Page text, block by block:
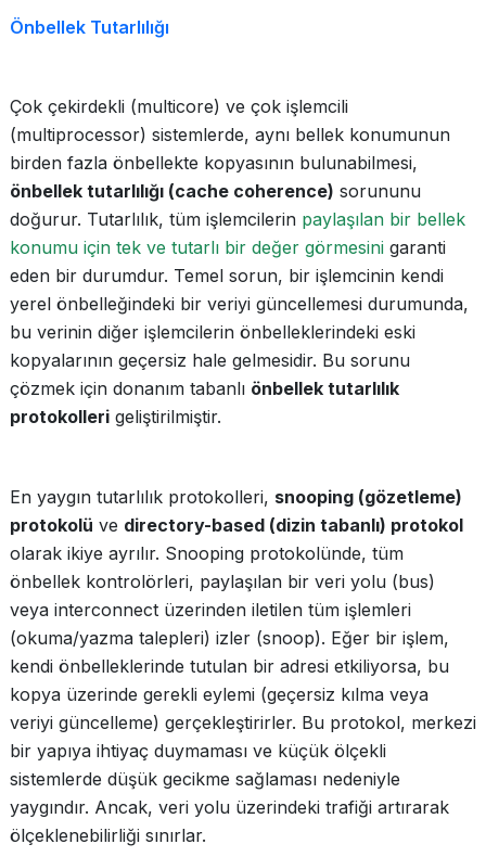
Önbellek Tutarlılığı
Çok çekirdekli (multicore) ve çok işlemcili
(multiprocessor) sistemlerde, aynı bellek konumunun
birden fazla önbellekte kopyasının bulunabilmesi,
önbellek tutarlılığı (cache coherence) sorununu
doğurur. Tutarlılık, tüm işlemcilerin paylaşılan bir bellek
konumu için tek ve tutarlı bir değer görmesini garanti
eden bir durumdur. Temel sorun, bir işlemcinin kendi
yerel önbelleğindeki bir veriyi güncellemesi durumunda,
bu verinin diğer işlemcilerin önbelleklerindeki eski
kopyalarının geçersiz hale gelmesidir. Bu sorunu
çözmek için donanım tabanlı önbellek tutarlılık
protokolleri geliştirilmiştir.
En yaygın tutarlılık protokolleri, snooping (gözetleme)
protokolü ve directory-based (dizin tabanlı) protokol
olarak ikiye ayrılır. Snooping protokolünde, tüm
önbellek kontrolörleri, paylaşılan bir veri yolu (bus)
veya interconnect üzerinden iletilen tüm işlemleri
(okuma/yazma talepleri) izler (snoop). Eğer bir işlem,
kendi önbelleklerinde tutulan bir adresi etkiliyorsa, bu
kopya üzerinde gerekli eylemi (geçersiz kılma veya
veriyi güncelleme) gerçekleştirirler. Bu protokol, merkezi
bir yapıya ihtiyaç duymaması ve küçük ölçekli
sistemlerde düşük gecikme sağlaması nedeniyle
yaygındır. Ancak, veri yolu üzerindeki trafiği artırarak
ölçeklenebilirliği sınırlar.